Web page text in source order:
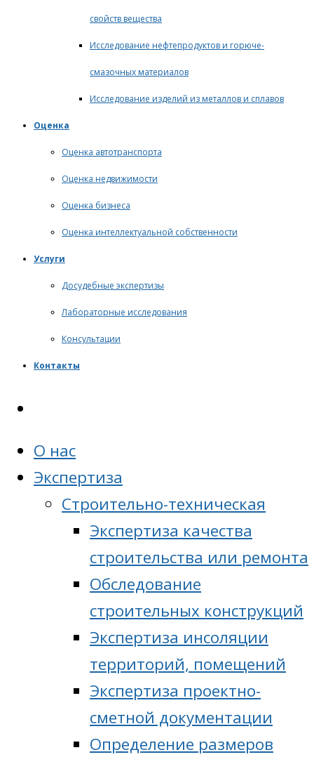
свойств вещества
Исследование нефтепродуктов и горюче-
смазочных материалов
Исследование изделий из металлов и сплавов
Оценка
Оценка автотранспорта
Оценка недвижимости
Оценка бизнеса
Оценка интеллектуальной собственности
Услуги
Досудебные экспертизы
Лабораторные исследования
Консультации
Контакты
О нас
Экспертиза
Cтроительно-техническая
Экспертиза качества
строительства или ремонта
Обследование
строительных конструкций
Экспертиза инсоляции
территорий, помещений
Экспертиза проектно-
сметной документации
Определение размеров